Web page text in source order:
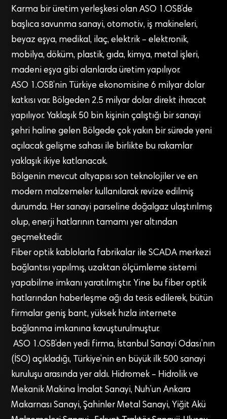
Karma bir üretim yerleşkesi olan ASO 1.OSB’de
başlıca savunma sanayi, otomotiv, iş makineleri,
beyaz eşya, medikal, ilaç, elektrik – elektronik,
mobilya, döküm, plastik, gıda, kimya, metal işleri,
madeni eşya gibi alanlarda üretim yapılıyor.
ASO 1.OSB’nin Türkiye ekonomisine 6 milyar dolar
katkısı var. Bölgeden 2.5 milyar dolar direkt ihracat
yapılıyor. Yaklaşık 50 bin kişinin çalıştığı bir sanayi
şehri haline gelen Bölgede çok yakın bir sürede yeni
açılacak gelişme sahası ile birlikte bu rakamlar
yaklaşık ikiye katlanacak.
Bölgenin mevcut altyapısı son teknolojiler ve en
modern malzemeler kullanılarak revize edilmiş
durumda. Her sanayi parseline doğalgaz ulaştırılmış
olup, enerji hatlarının tamamı yer altından
geçmektedir.
Fiber optik kablolarla fabrikalar ile SCADA merkezi
bağlantısı yapılmış, uzaktan ölçümleme sistemi
yapabilme imkanı yaratılmıştır. Yine bu fiber optik
hatlarından haberleşme ağı da tesis edilerek, bütün
firmalar geniş bant, yüksek hızla internete
bağlanma imkanına kavuşturulmuştur.
ASO 1.OSB’den yedi firma, İstanbul Sanayi Odası’nın
(İSO) açıkladığı, Türkiye’nin en büyük ilk 500 sanayi
kuruluşu arasında yer aldı. Hidromek – Hidrolik ve
Mekanik Makina İmalat Sanayi, Nuh’un Ankara
Makarnası Sanayi, Şahinler Metal Sanayi, Yiğit Akü